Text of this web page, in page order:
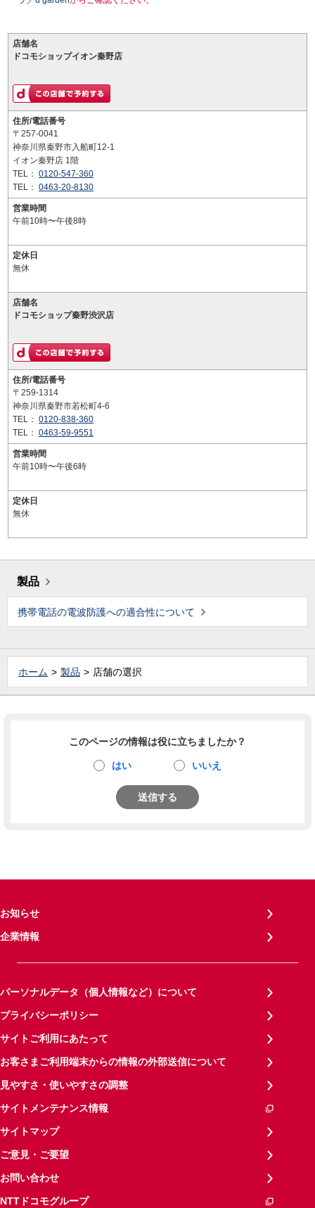
店舗名
ドコモショップイオン秦野店
住所/電話番号
〒257-0041
神奈川県秦野市入船町12-1
イオン秦野店 1階
TEL： 0120-547-360
TEL： 0463-20-8130
営業時間
午前10時〜午後8時
定休日
無休
店舗名
ドコモショップ秦野渋沢店
住所/電話番号
〒259-1314
神奈川県秦野市若松町4-6
TEL： 0120-838-360
TEL： 0463-59-9551
営業時間
午前10時〜午後6時
定休日
無休
製品
携帯電話の電波防護への適合性について
ホーム 製品 店舗の選択
このページの情報は役に立ちましたか？
はい いいえ
送信する
お知らせ
企業情報
パーソナルデータ（個人情報など）について
プライバシーポリシー
サイトご利用にあたって
お客さまご利用端末からの情報の外部送信について
見やすさ・使いやすさの調整
サイトメンテナンス情報
サイトマップ
ご意見・ご要望
お問い合わせ
NTTドコモグループ